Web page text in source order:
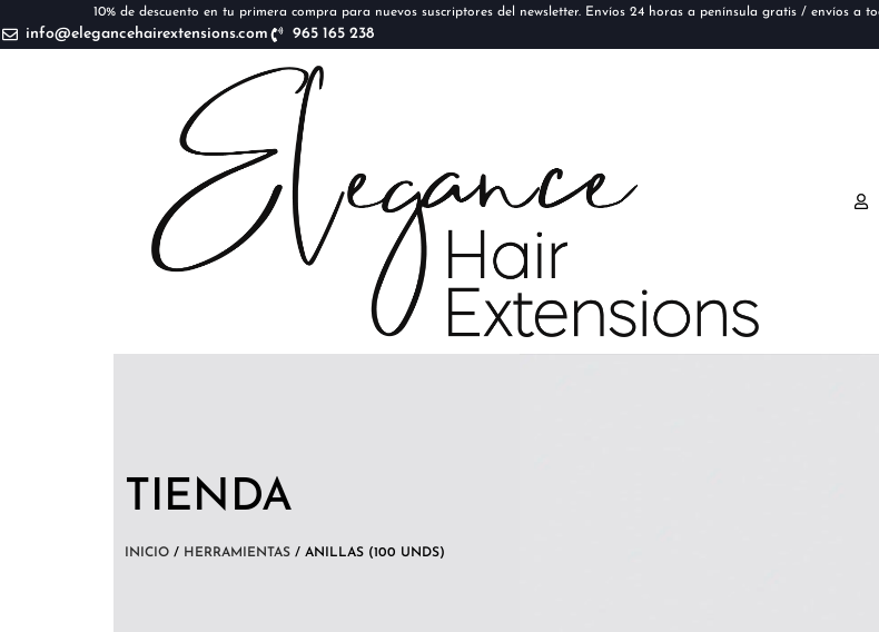
10% de descuento en tu primera compra para nuevos suscriptores del newsletter. Envíos 24 horas a península gratis / envíos a
info@elegancehairextensions.com 965 165 238
TIENDA
INICIO / HERRAMIENTAS / ANILLAS (100 UNDS)